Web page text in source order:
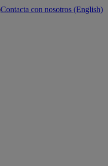
Contacta con nosotros (English)